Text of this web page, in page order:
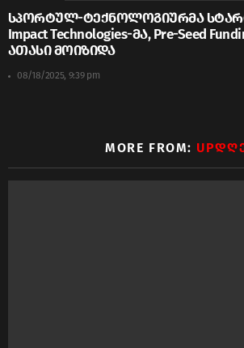
სპორტულ-ტექნოლოგიურმა
Impact Technologies-მა, Pre-Seed
ათასი მოიზიდა
08/18/2025, 9:39 pm
MORE FROM: